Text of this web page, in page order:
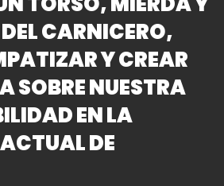
CARNICERO,
Y CREAR
SOBRE NUESTRA
EN LA
DE